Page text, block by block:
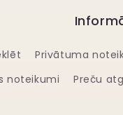
Privātuma
noteikumi
Preču